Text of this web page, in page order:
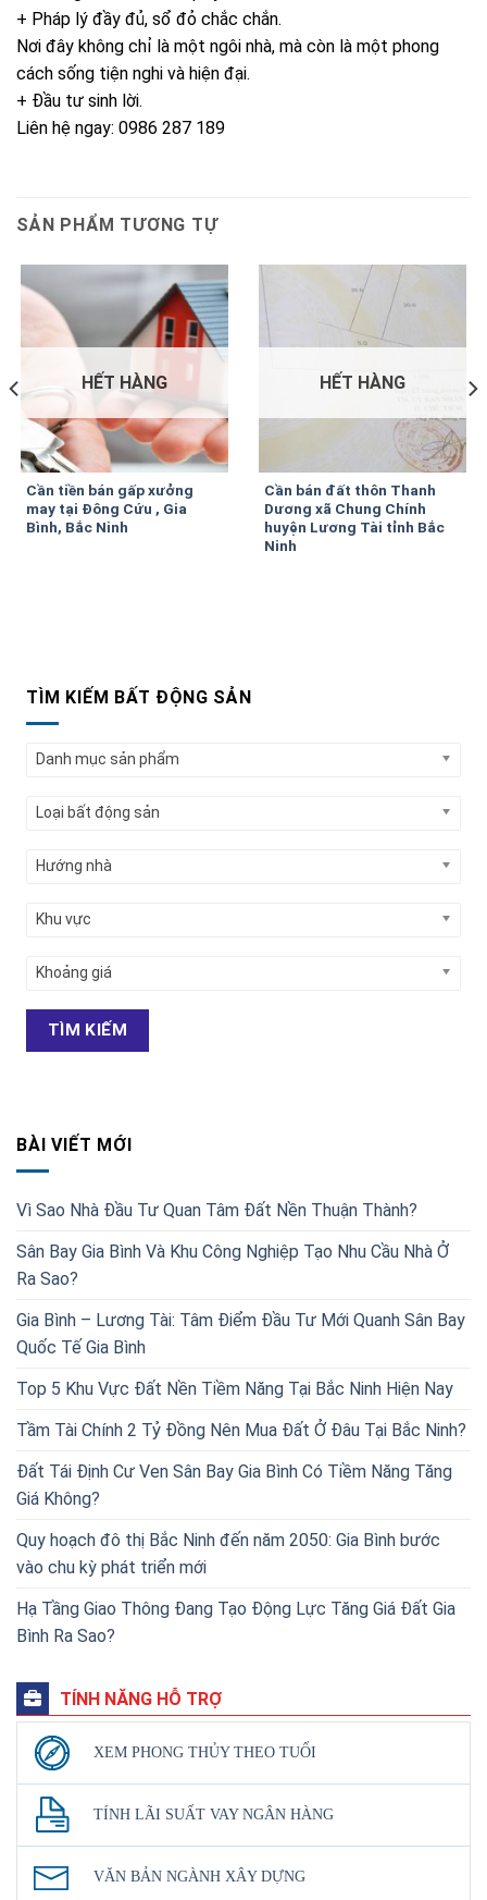
+ Pháp lý đầy đủ, sổ đỏ chắc chắn.
Nơi đây không chỉ là một ngôi nhà, mà còn là một phong
cách sống tiện nghi và hiện đại.
+ Đầu tư sinh lời.
Liên hệ ngay: 0986 287 189
SẢN PHẨM TƯƠNG TỰ
HẾT HÀNG
Cần tiền bán gấp xưởng
may tại Đông Cứu , Gia
Bình, Bắc Ninh
HẾT HÀNG
Cần bán đất thôn Thanh
Dương xã Chung Chính
huyện Lương Tài tỉnh Bắc
Ninh
TÌM KIẾM BẤT ĐỘNG SẢN
Danh mục sản phẩm
Loại bất động sản
Hướng nhà
Khu vực
Khoảng giá
TÌM KIẾM
BÀI VIẾT MỚI
Vì Sao Nhà Đầu Tư Quan Tâm Đất Nền Thuận Thành?
Sân Bay Gia Bình Và Khu Công Nghiệp Tạo Nhu Cầu Nhà Ở
Ra Sao?
Gia Bình – Lương Tài: Tâm Điểm Đầu Tư Mới Quanh Sân Bay
Quốc Tế Gia Bình
Top 5 Khu Vực Đất Nền Tiềm Năng Tại Bắc Ninh Hiện Nay
Tầm Tài Chính 2 Tỷ Đồng Nên Mua Đất Ở Đâu Tại Bắc Ninh?
Đất Tái Định Cư Ven Sân Bay Gia Bình Có Tiềm Năng Tăng
Giá Không?
Quy hoạch đô thị Bắc Ninh đến năm 2050: Gia Bình bước
vào chu kỳ phát triển mới
Hạ Tầng Giao Thông Đang Tạo Động Lực Tăng Giá Đất Gia
Bình Ra Sao?
TÍNH NĂNG HỖ TRỢ
XEM PHONG THỦY THEO TUỔI
TÍNH LÃI SUẤT VAY NGÂN HÀNG
VĂN BẢN NGÀNH XÂY DỰNG